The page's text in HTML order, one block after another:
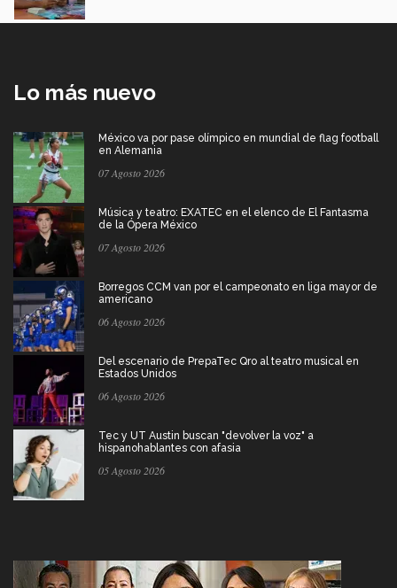
Lo más nuevo
México va por pase olímpico en mundial de flag football
en Alemania
07 Agosto 2026
Música y teatro: EXATEC en el elenco de El Fantasma
de la Ópera México
07 Agosto 2026
Borregos CCM van por el campeonato en liga mayor de
americano
06 Agosto 2026
Del escenario de PrepaTec Qro al teatro musical en
Estados Unidos
06 Agosto 2026
Tec y UT Austin buscan "devolver la voz" a
hispanohablantes con afasia
05 Agosto 2026